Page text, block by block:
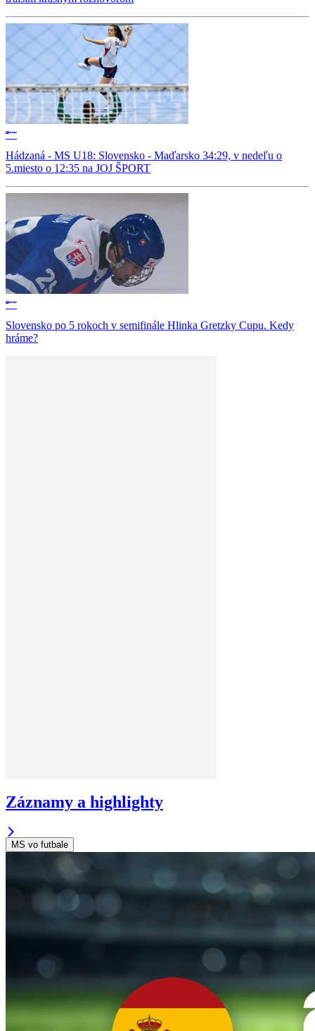
Hádzaná - MS U18: Slovensko - Maďarsko 34:29, v nedeľu o
5.miesto o 12:35 na JOJ ŠPORT
Slovensko po 5 rokoch v semifinále Hlinka Gretzky Cupu. Kedy
hráme?
Záznamy a highlighty
MS vo futbale